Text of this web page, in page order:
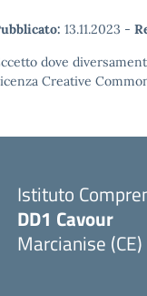
13.11.2023 -
dove
Creative
Istituto
DD1 Cavour
Marcianise (CE)